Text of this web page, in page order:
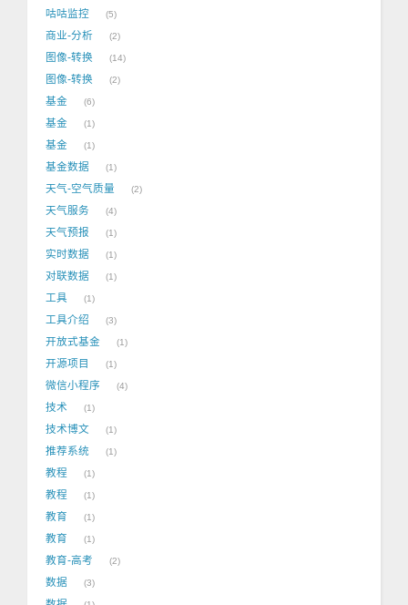
咕咕监控 5
商业-分析 2
图像-转换 14
图像-转换 2
基金 6
基金 1
基金 1
基金数据 1
天气-空气质量 2
天气服务 4
天气预报 1
实时数据 1
对联数据 1
工具 1
工具介绍 3
开放式基金 1
开源项目 1
微信小程序 4
技术 1
技术博文 1
推荐系统 1
教程 1
教程 1
教育 1
教育 1
教育-高考 2
数据 3